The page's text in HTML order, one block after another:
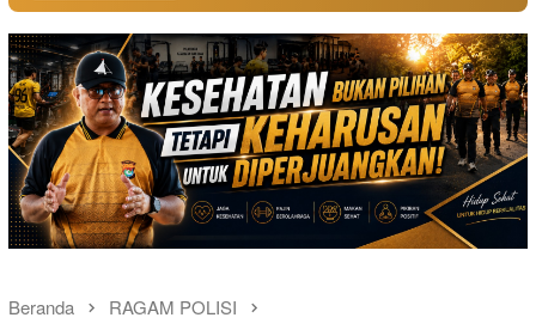
Beranda RAGAM POLISI